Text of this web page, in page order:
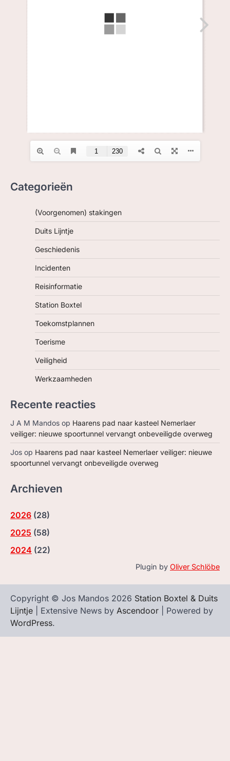
Categorieën
(Voorgenomen) stakingen
Duits Lijntje
Geschiedenis
Incidenten
Reisinformatie
Station Boxtel
Toekomstplannen
Toerisme
Veiligheid
Werkzaamheden
Recente reacties
J A M Mandos op Haarens pad naar kasteel Nemerlaer
veiliger: nieuwe spoortunnel vervangt onbeveiligde overweg
Jos op Haarens pad naar kasteel Nemerlaer veiliger: nieuwe
spoortunnel vervangt onbeveiligde overweg
Archieven
2026 (28)
2025 (58)
2024 (22)
Plugin by Oliver Schlöbe
Copyright © Jos Mandos 2026 Station Boxtel & Duits
Lijntje | Extensive News by Ascendoor | Powered by
WordPress.